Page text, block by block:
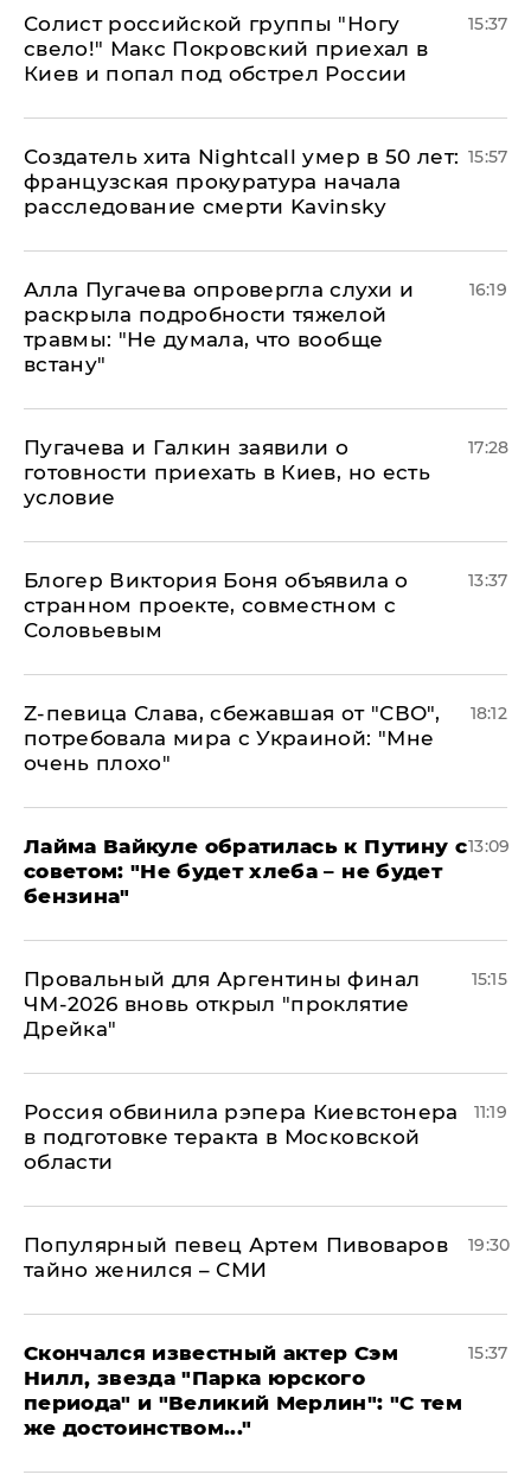
Солист российской группы "Ногу
свело!" Макс Покровский приехал в
Киев и попал под обстрел России
15:37
Создатель хита Nightcall умер в 50 лет:
французская прокуратура начала
расследование смерти Kavinsky
15:57
Алла Пугачева опровергла слухи и
раскрыла подробности тяжелой
травмы: "Не думала, что вообще
встану"
16:19
Пугачева и Галкин заявили о
готовности приехать в Киев, но есть
условие
17:28
Блогер Виктория Боня объявила о
странном проекте, совместном с
Соловьевым
13:37
Z-певица Слава, сбежавшая от "СВО",
потребовала мира с Украиной: "Мне
очень плохо"
18:12
Лайма Вайкуле обратилась к Путину с
советом: "Не будет хлеба – не будет
бензина"
13:09
Провальный для Аргентины финал
ЧМ-2026 вновь открыл "проклятие
Дрейка"
15:15
Россия обвинила рэпера Киевстонера
в подготовке теракта в Московской
области
11:19
Популярный певец Артем Пивоваров
тайно женился – СМИ
19:30
Скончался известный актер Сэм
Нилл, звезда "Парка юрского
периода" и "Великий Мерлин": "С тем
же достоинством..."
15:37